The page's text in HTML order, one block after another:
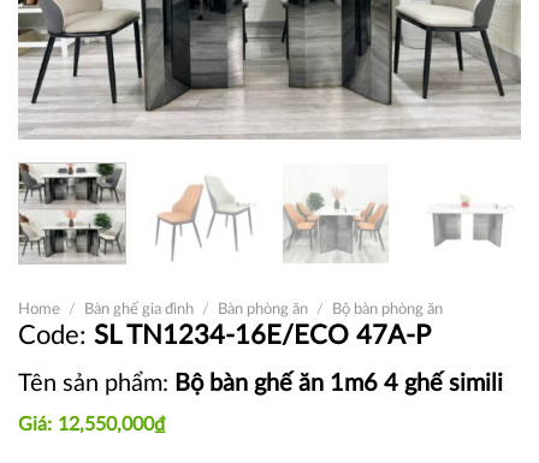
Home / Bàn ghế gia đình / Bàn phòng ăn / Bộ bàn phòng ăn
SL TN1234-16E/ECO 47A-P
Tên sản phẩm: Bộ bàn ghế ăn 1m6 4 ghế simili
12,550,000₫